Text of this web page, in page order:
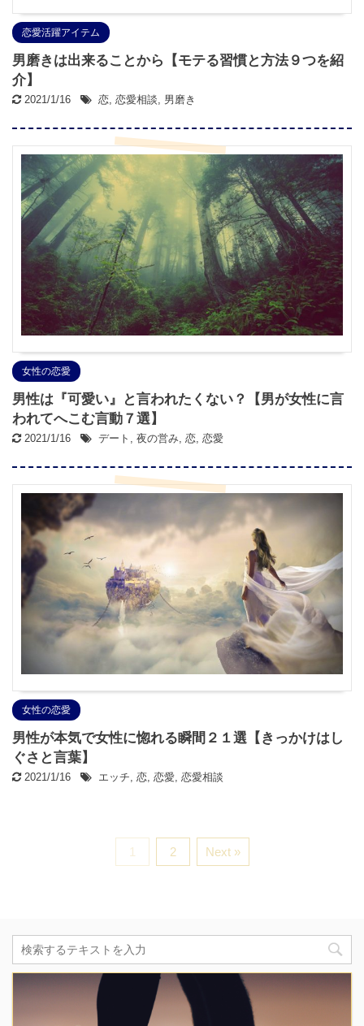
恋愛活躍アイテム
男磨きは出来ることから【モテる習慣と方法９つを紹
介】
2021/1/16 恋, 恋愛相談, 男磨き
女性の恋愛
男性は『可愛い』と言われたくない？【男が女性に言
われてへこむ言動７選】
2021/1/16 デート , 夜の営み, 恋, 恋愛
女性の恋愛
男性が本気で女性に惚れる瞬間２１選【きっかけはし
ぐさと言葉】
2021/1/16 エッチ 恋 恋愛 恋愛相談
1 2 Next »